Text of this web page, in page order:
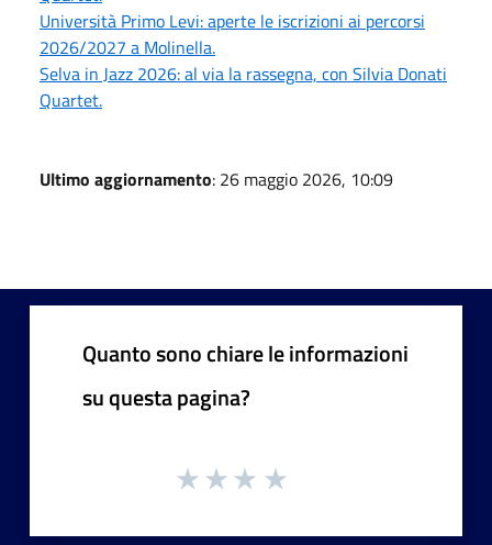
Università Primo Levi: aperte le iscrizioni ai percorsi
2026/2027 a Molinella.
Selva in Jazz 2026: al via la rassegna, con Silvia Donati
Quartet.
Ultimo aggiornamento: 26 maggio 2026, 10:09
Quanto sono chiare le informazioni
su questa pagina?